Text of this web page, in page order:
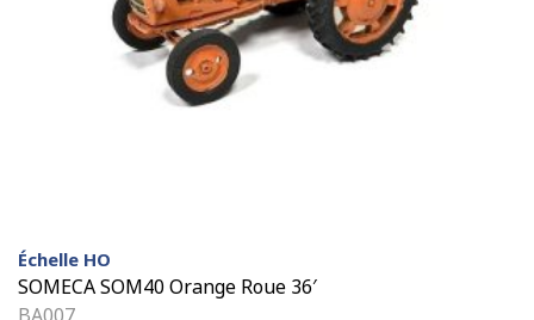
Échelle HO
SOMECA SOM40 Orange Roue 36′